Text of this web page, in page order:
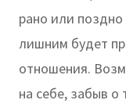
рано или
лишним будет
отношения.
на себе, забыв